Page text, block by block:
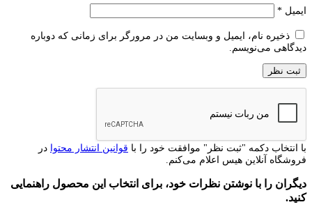
ایمیل *
ذخیره نام، ایمیل و وبسایت من در مرورگر برای زمانی که دوباره
دیدگاهی می‌نویسم.
با انتخاب دکمه "ثبت نظر" موافقت خود را با قوانین انتشار محتوا در
فروشگاه آنلاین هیس اعلام می‌کنم.
دیگران را با نوشتن نظرات خود، برای انتخاب این محصول راهنمایی
کنید.